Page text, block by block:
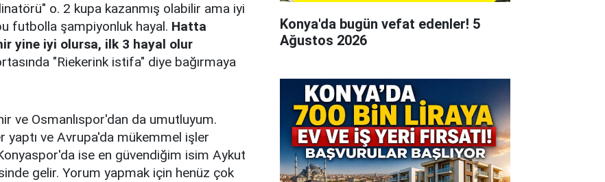
o. 2 kupa kazanmış olabilir ama iyi
futbolla şampiyonluk hayal. Hatta
yine iyi olursa, ilk 3 hayal olur
"Riekerink istifa" diye bağırmaya
ve Osmanlıspor'dan da umutluyum.
yaptı ve Avrupa'da mükemmel işler
ise en güvendiğim isim Aykut
gelir. Yorum yapmak için henüz çok
Konya'da bugün vefat edenler! 5
Ağustos 2026